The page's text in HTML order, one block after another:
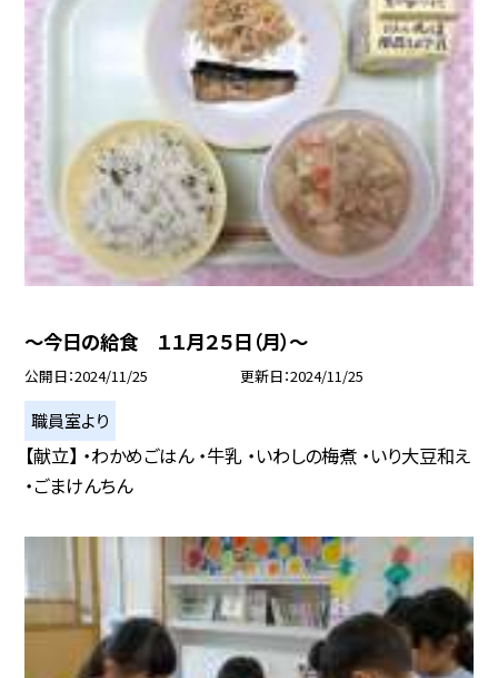
〜今日の給食 １１月２５日（月）〜
公開日 2024/11/25 更新日 2024/11/25
職員室より
【献立】 ・わかめごはん ・牛乳 ・いわしの梅煮 ・いり大豆和え
・ごまけんちん